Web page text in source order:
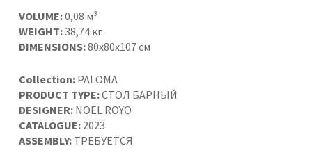
VOLUME:0,08 м³
WEIGHT:38,74 кг
DIMENSIONS:80x80x107 см
Collection: PALOMA
PRODUCT TYPE:СТОЛ БАРНЫЙ
DESIGNER: NOEL ROYO
CATALOGUE: 2023
ASSEMBLY: ТРЕБУЕТСЯ